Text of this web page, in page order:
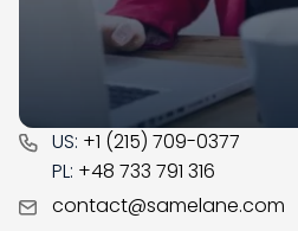
bei der digitalen
CONTACT
US: +1 (215) 709-0377
PL: +48 733 791 316
contact@samelane.com